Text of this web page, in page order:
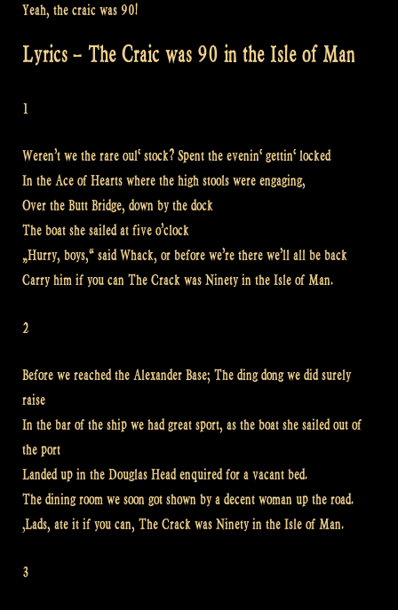
Yeah, the craic was 90!
Lyrics – The Craic was 90 in the Isle of Man
1
Weren’t we the rare oul‘ stock? Spent the evenin‘ gettin‘ locked
In the Ace of Hearts where the high stools were engaging,
Over the Butt Bridge, down by the dock
The boat she sailed at five o’clock
„Hurry, boys,“ said Whack, or before we’re there we’ll all be back
Carry him if you can The Crack was Ninety in the Isle of Man.
2
Before we reached the Alexander Base; The ding dong we did surely
raise
In the bar of the ship we had great sport, as the boat she sailed out of
the port
Landed up in the Douglas Head enquired for a vacant bed.
The dining room we soon got shown by a decent woman up the road.
‚Lads, ate it if you can, The Crack was Ninety in the Isle of Man.
3